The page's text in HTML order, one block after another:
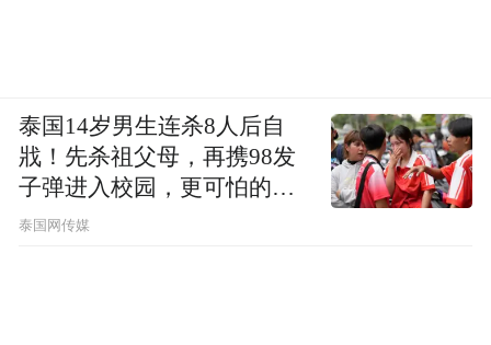
泰国14岁男生连杀8人后自
戕！先杀祖父母，再携98发
子弹进入校园，更可怕的细
节公布了
泰国网传媒